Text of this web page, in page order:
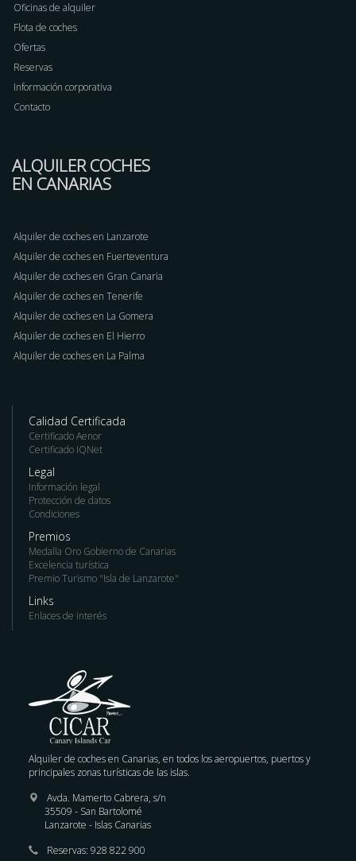
Oficinas de alquiler
Flota de coches
Ofertas
Reservas
Información corporativa
Contacto
ALQUILER COCHES
EN CANARIAS
Alquiler de coches en Lanzarote
Alquiler de coches en Fuerteventura
Alquiler de coches en Gran Canaria
Alquiler de coches en Tenerife
Alquiler de coches en La Gomera
Alquiler de coches en El Hierro
Alquiler de coches en La Palma
Calidad Certificada
Certificado Aenor
Certificado IQNet
Legal
Información legal
Protección de datos
Condiciones
Premios
Medalla Oro Gobierno de Canarias
Excelencia turística
Premio Turismo "Isla de Lanzarote"
Links
Enlaces de interés
Alquiler de coches en Canarias, en todos los aeropuertos, puertos y
principales zonas turísticas de las islas.
Avda. Mamerto Cabrera, s/n
35509 - San Bartolomé
Lanzarote - Islas Canarias
Reservas: 928 822 900